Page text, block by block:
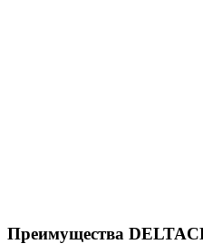
Преимущества